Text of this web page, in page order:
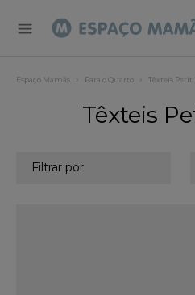
Espaço Mamãs Para o Quarto Têxteis Petit
Têxteis
Filtrar por